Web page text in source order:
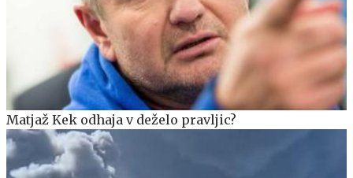
Matjaž Kek odhaja v deželo pravljic?